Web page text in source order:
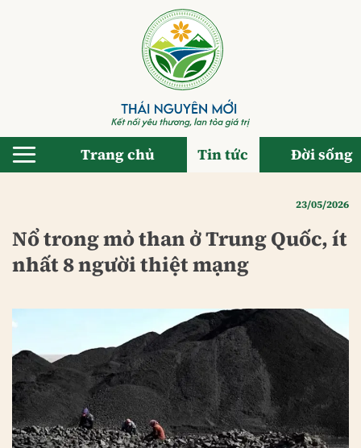
Trang chủ Tin tức Đời sống
23/05/2026
Nổ trong mỏ than ở Trung Quốc, ít
nhất 8 người thiệt mạng